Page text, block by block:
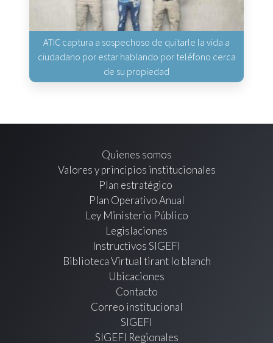
ATIC captura a sospechoso de quitarle la vida a
ciudadano por estar hablando por teléfono cerca
de su propiedad
Quienes somos
Valores y principios institucionales
Plan estratégico
Plan Operativo Anual
Ley Ministerio Público
Legislaciones
Instructivos SIGEFI
Biblioteca Virtual tirant lo blanch
Ubicaciones
Contacto
Correo institucional
SIGEFI
SIGEFI Regionales